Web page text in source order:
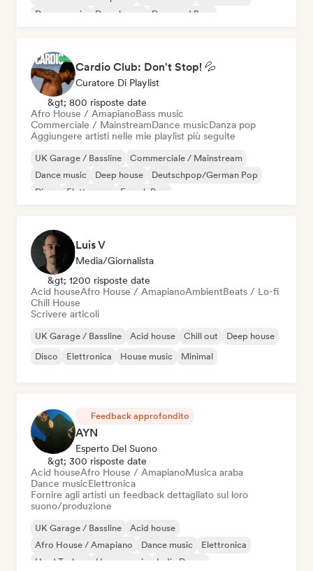
Dance music
Deep house Drum and Bass
Cardio Club: Don't Stop! 💦
Curatore Di Playlist
&gt; 800 risposte date
Afro House / AmapianoBass music
Commerciale / MainstreamDance musicDanza pop
Aggiungere artisti nelle mie playlist più seguite
UK Garage / Bassline
Commerciale / Mainstream
Dance music
Deep house
Deutschpop/German Pop
Disco
Elettropop French Pop
Luis V
Media/Giornalista
&gt; 1200 risposte date
Acid houseAfro House / AmapianoAmbientBeats / Lo-fi
Chill House
Scrivere articoli
UK Garage / Bassline Acid house Chill out
Deep house
Disco
Elettronica House music Minimal
Feedback approfondito
AYN
Esperto Del Suono
&gt; 300 risposte date
Acid houseAfro House / AmapianoMusica araba
Dance musicElettronica
Fornire agli artisti un feedback dettagliato sul loro
suono/produzione
UK Garage / Bassline
Acid house
Afro House / Amapiano
Dance music
Elettronica
Hard Techno
House music Indie Dance